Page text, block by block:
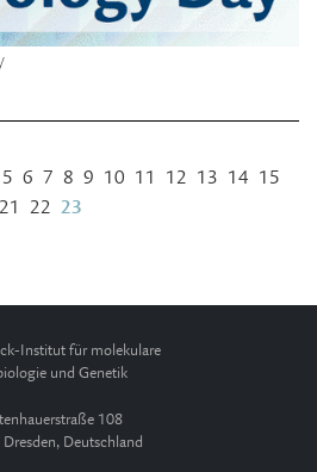
5 6 7 8 9 10 11 12 13 14 15
21 22 23
Institut für molekulare
und Genetik
108
Deutschland